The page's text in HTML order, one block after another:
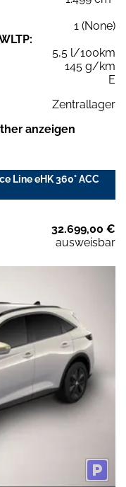
1 (None)
5,5 l/100km
145 g/km
E
Zentrallager
anzeigen
Line eHK 360° ACC
32.699,00 €
ausweisbar